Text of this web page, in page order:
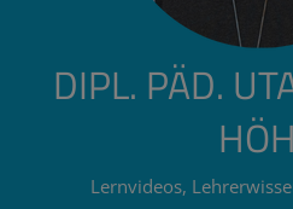
DIPL. PÄD.
Lernvideos,